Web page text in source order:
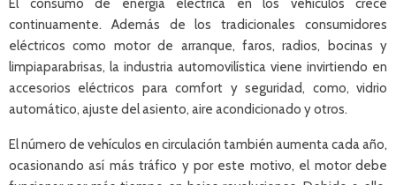
El consumo de energía eléctrica en los vehículos crece
continuamente. Además de los tradicionales consumidores
eléctricos como motor de arranque, faros, radios, bocinas y
limpiaparabrisas, la industria automovilística viene invirtiendo en
accesorios eléctricos para comfort y seguridad, como, vidrio
automático, ajuste del asiento, aire acondicionado y otros.
El número de vehículos en circulación también aumenta cada año,
ocasionando así más tráfico y por este motivo, el motor debe